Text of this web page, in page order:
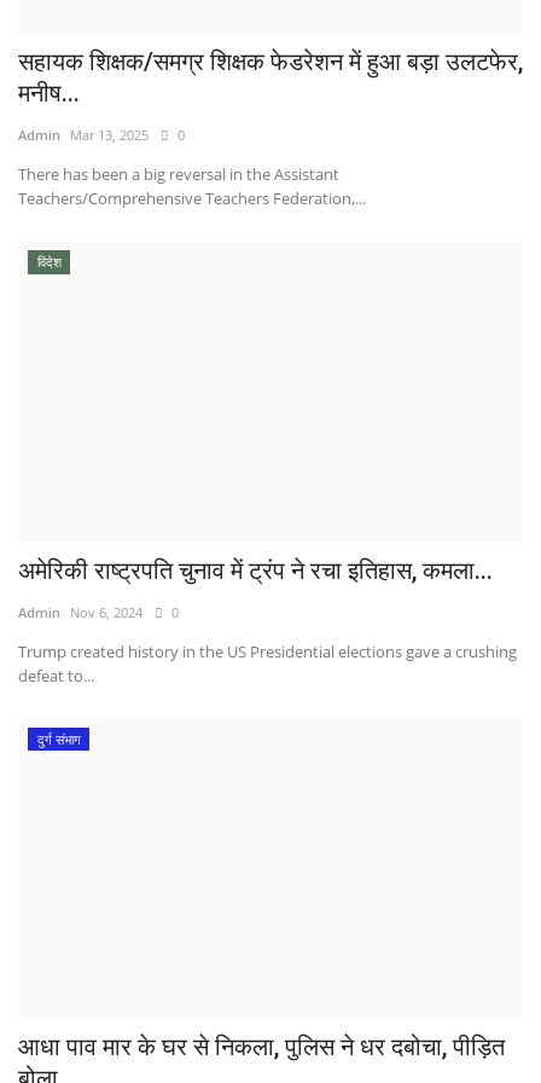
सहायक शिक्षक/समग्र शिक्षक फेडरेशन में हुआ बड़ा उलटफेर,
मनीष...
Admin Mar 13, 2025 0
There has been a big reversal in the Assistant
Teachers/Comprehensive Teachers Federation,...
विदेश
अमेरिकी राष्ट्रपति चुनाव में ट्रंप ने रचा इतिहास, कमला...
Admin Nov 6, 2024 0
Trump created history in the US Presidential elections gave a crushing
defeat to...
दुर्ग संभाग
आधा पाव मार के घर से निकला, पुलिस ने धर दबोचा, पीड़ित